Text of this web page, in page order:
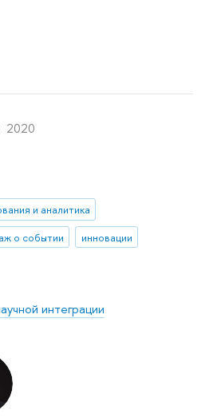
2020
и аналитика
о событии
инновации
интеграции